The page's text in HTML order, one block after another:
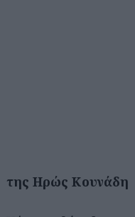
της Ηρώς Κουνάδη